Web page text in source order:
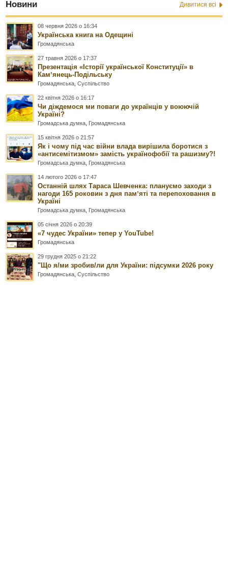
Новини Дивитися всі
08 червня 2026 о 16:34
Українська книга на Одещині
Громадянська
27 травня 2026 о 17:37
Презентація «Історії української Конституції» в
Камʼянець-Подільську
Громадянська ,Суспільство
22 квітня 2026 о 16:17
Чи діждемося ми поваги до українців у воюючій
Україні?
Громадська думка Громадянська
15 квітня 2026 о 21:57
Як і чому під час війни влада вирішила боротися з
«антисемітизмом» замість українофобії та рашизму?!
Громадська думка Громадянська
14 лютого 2026 о 17:47
Останній шлях Тараса Шевченка: плануємо заходи з
нагоди 165 роковин з дня памʼяті та перепоховання в
Україні
Громадська думка Громадянська
05 січня 2026 о 20:39
«7 чудес України» тепер у YouTube!
Громадянська
29 грудня 2025 о 21:22
"Що я/ми зробив/ли для України: підсумки 2026 року
Громадянська ,Суспільство